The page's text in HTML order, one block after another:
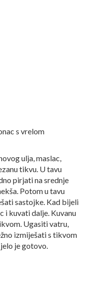
s vrelom
ulja, maslac,
tikvu. U tavu
pirjati na srednje
Potom u tavu
sastojke. Kad bijeli
i kuvati dalje. Kuvanu
Ugasiti vatru,
izmiješati s tikvom
je gotovo.